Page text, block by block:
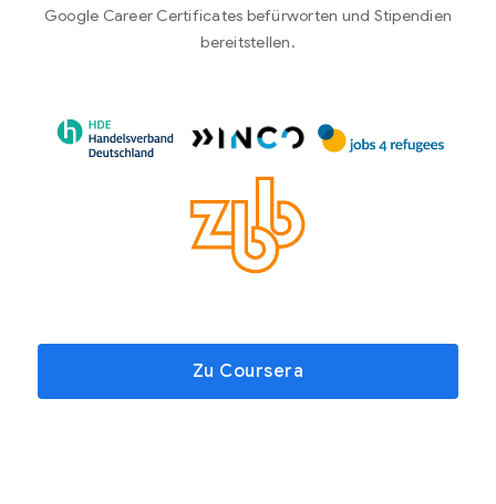
Google Career Certificates befürworten und Stipendien
bereitstellen.
Zu Coursera